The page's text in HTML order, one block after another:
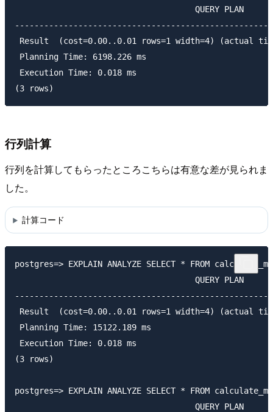
                                     QUERY PLAN
Result  (cost=0.00..0.01 rows=1 width=4) (actual
Planning Time: 6198.226 ms
Execution Time: 0.018 ms
行列計算
行列を計算してもらったところこちらは有意な差が見られま
した。
計算コード
postgres=> EXPLAIN ANALYZE SELECT * FROM
                                     QUERY PLAN
Result  (cost=0.00..0.01 rows=1 width=4) (actual
Planning Time: 15122.189 ms
Execution Time: 0.018 ms
(3 rows)
postgres=> EXPLAIN ANALYZE SELECT * FROM
                                     QUERY PLAN